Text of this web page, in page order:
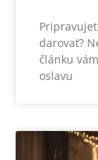
darovať?
článku
oslavu